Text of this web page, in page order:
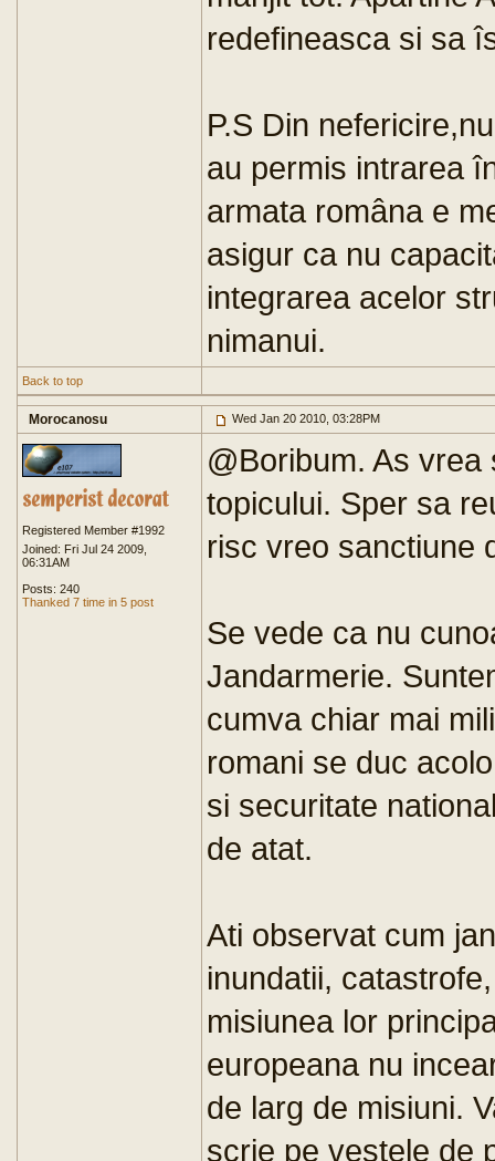
redefineasca si sa
P.S Din
au permis intrarea
armata româna e
asigur ca nu
integrarea acelor
nimanui.
Back to top
Morocanosu Wed Jan 20 2010, 03:28PM
Registered Member #1992
Joined: Fri Jul 24 2009,
06:31AM
Posts: 240
Thanked 7 time in 5 post
@Boribum. As
topicului. Sper sa
risc vreo sanctiune
Se vede ca nu
Jandarmerie.
cumva chiar mai
romani se duc
si securitate
de atat.
Ati observat cum
inundatii,
misiunea lor
europeana nu
de larg de misiuni.
scrie pe vestele de